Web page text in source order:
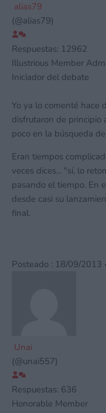
alias79
(@alias79)
Respuestas: 12962
Illustrious Member
Iniciador del debate
Yo ya lo comenté hace
disfrutaron de principio
poco en la búsqueda
Eran tiempos
veces dices... "sí, lo
pasando el tiempo. En
desde casi su
final.
Posteado : 18/09/2013
Unai
(@unai557)
Respuestas: 636
Honorable Member